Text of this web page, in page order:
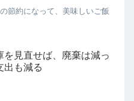
節約になって、美味しいご飯
を見直せば、廃棄は減っ
出も減る